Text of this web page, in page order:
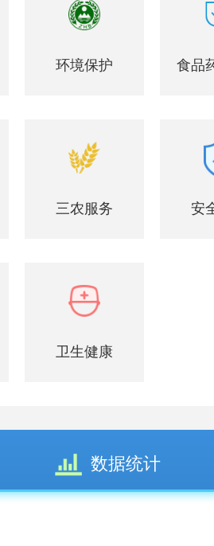
环境保护 食品
三农服务 安
卫生健康
数据统计